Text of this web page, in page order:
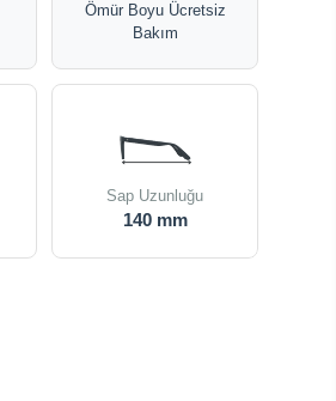
Ömür Boyu Ücretsiz
Bakım
Sap Uzunluğu
140 mm